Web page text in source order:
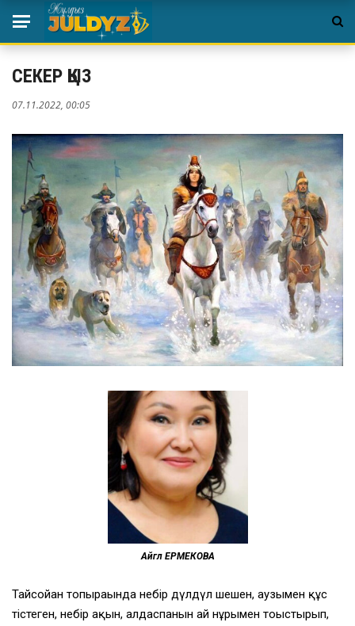
СЕКЕР ҚЫЗ
07.11.2022, 00:05
Айгүл ЕРМЕКОВА
Тайсойған топырағында небір дүлдүл шешен, аузымен құс
тістеген, небір ақын, алдаспанын ай нұрымен тоғыстырып,